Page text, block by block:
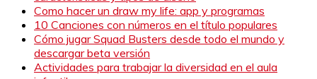
Como hacer un draw my life: app y programas
10 Canciones con números en el título populares
Cómo jugar Squad Busters desde todo el mundo y
descargar beta versión
Actividades para trabajar la diversidad en el aula